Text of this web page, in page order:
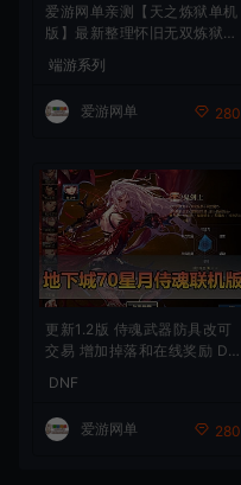
爱游网单亲测【天之炼狱单机
版】最新整理怀旧无双炼狱端
发道具 视频安装教学 虚拟机
一键端
端游系列
爱游网单 280
更新1.2版 侍魂武器防具改可
交易 增加掉落和在线奖励 DN
丰富异次元技能装备词条 护
石 辟邪玉 皮肤外观 BUFF技
能徽章 史诗装备特效徽章 技
DNF
爱游网单 280